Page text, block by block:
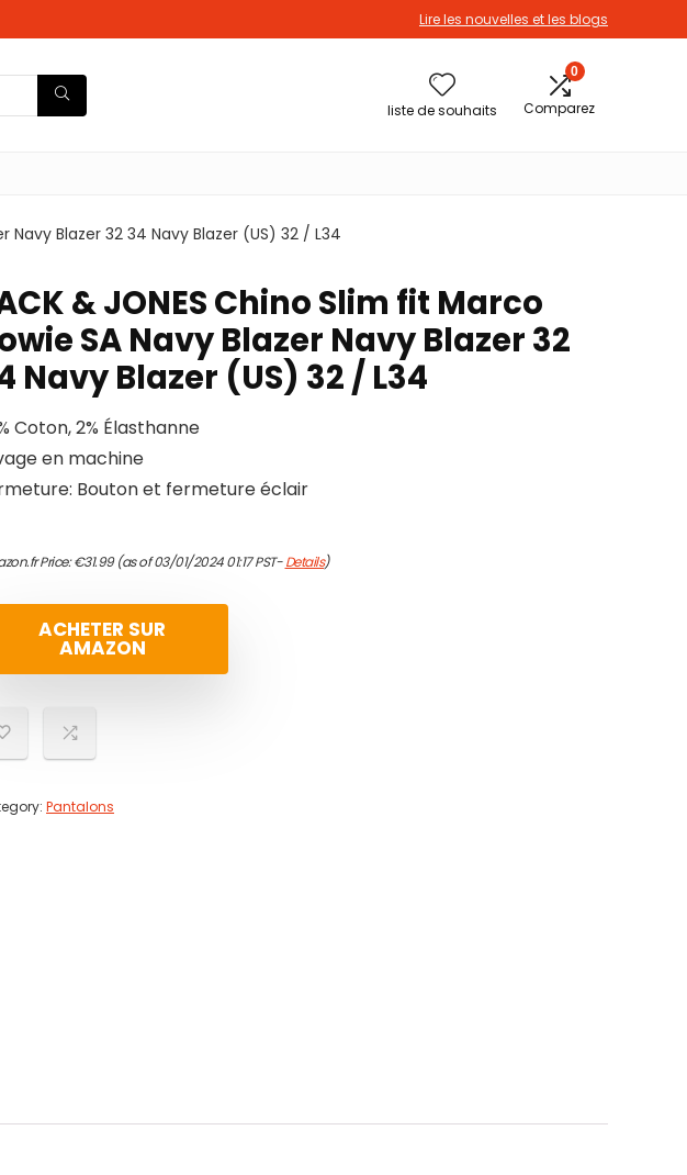
Lire les nouvelles et les blogs
liste de souhaits
0
Comparez
Navy Blazer 32 34 Navy Blazer (US) 32 / L34
& JONES Chino Slim fit Marco
SA Navy Blazer Navy Blazer 32
Navy Blazer (US) 32 / L34
Coton, 2% Élasthanne
en machine
Bouton et fermeture éclair
Price:€31.99(as of 03/01/2024 01:17 PST-Details)
ACHETER SUR
AMAZON
Pantalons